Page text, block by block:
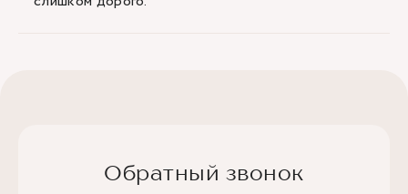
Обратный звонок